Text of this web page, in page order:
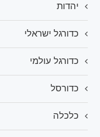
יהדות
כדורגל ישראלי
כדורגל עולמי
כדורסל
כלכלה